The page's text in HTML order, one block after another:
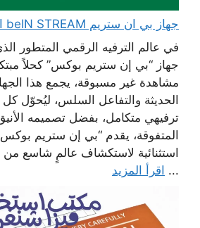
جهاز بي ان ستريم beIN STREAM الكويت مع اشتراك
في عالم الترفيه الرقمي المتطور
جهاز “بي إن ستريم بوكس” كحلاً
مشاهدة غير مسبوقة، يجمع هذا
الحديثة والتفاعل السلس، ليُحوّل
ترفيهي متكامل، بفضل تصميمه الأنيق
المتفوقة، يقدم “بي إن ستريم
استثنائية لاستكشاف عالمٍ شاسع من
... اقرأ المزيد